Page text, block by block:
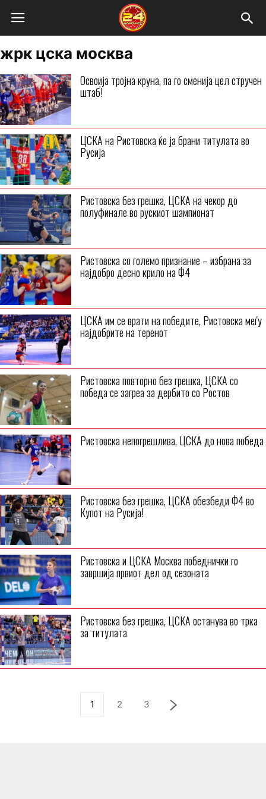
жрк цска москва
Освоија тројна круна, па го сменија цел стручен
штаб!
ЦСКА на Ристовска ќе ја брани титулата во
Русија
Ристовска без грешка, ЦСКА на чекор до
полуфинале во рускиот шампионат
Ристовска со големо признание – избрана за
најдобро десно крило на Ф4
ЦСКА им се врати на победите, Ристовска меѓу
најдобрите на теренот
Ристовска повторно без грешка, ЦСКА со
победа се загреа за дербито со Ростов
Ристовска непогрешлива, ЦСКА до нова победа
Ристовска без грешка, ЦСКА обезбеди Ф4 во
Купот на Русија!
Ристовска и ЦСКА Москва победнички го
завршија првиот дел од сезоната
Ристовска без грешка, ЦСКА останува во трка
за титулата
1 2 3